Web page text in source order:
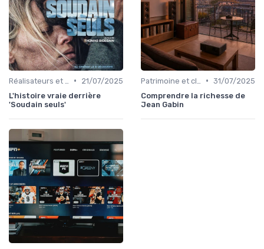
•
21/07/2025
L'histoire vraie derrière
'Soudain seuls'
• 31/07/2025
Comprendre la richesse de
Jean Gabin